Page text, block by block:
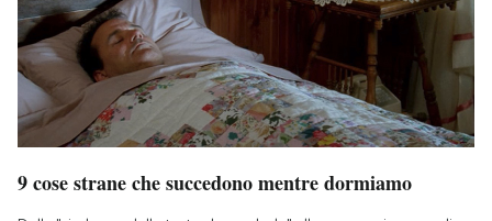
9 cose strane che succedono mentre dormiamo